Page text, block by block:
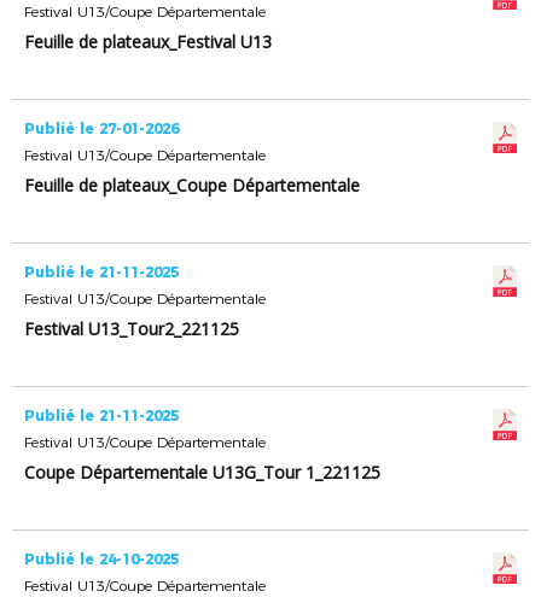
Festival U13/Coupe Départementale
Feuille de plateaux_Festival U13
Publié le 27-01-2026
Festival U13/Coupe Départementale
Feuille de plateaux_Coupe Départementale
Publié le 21-11-2025
Festival U13/Coupe Départementale
Festival U13_Tour2_221125
Publié le 21-11-2025
Festival U13/Coupe Départementale
Coupe Départementale U13G_Tour 1_221125
Publié le 24-10-2025
Festival U13/Coupe Départementale